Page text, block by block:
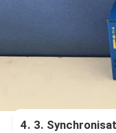
4. 3.